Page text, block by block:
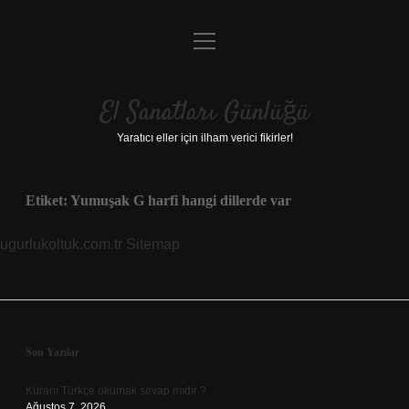
Anasayfa
Yasal Uyarı
menüyü
El Sanatları Günlüğü
Yaratıcı eller için ilham verici fikirler!
Etiket: Yumuşak G harfi hangi dillerde var
ugurlukoltuk.com.tr Sitemap
Sidebar
Son Yazılar
Kuranı Türkçe okumak sevap mıdır ?